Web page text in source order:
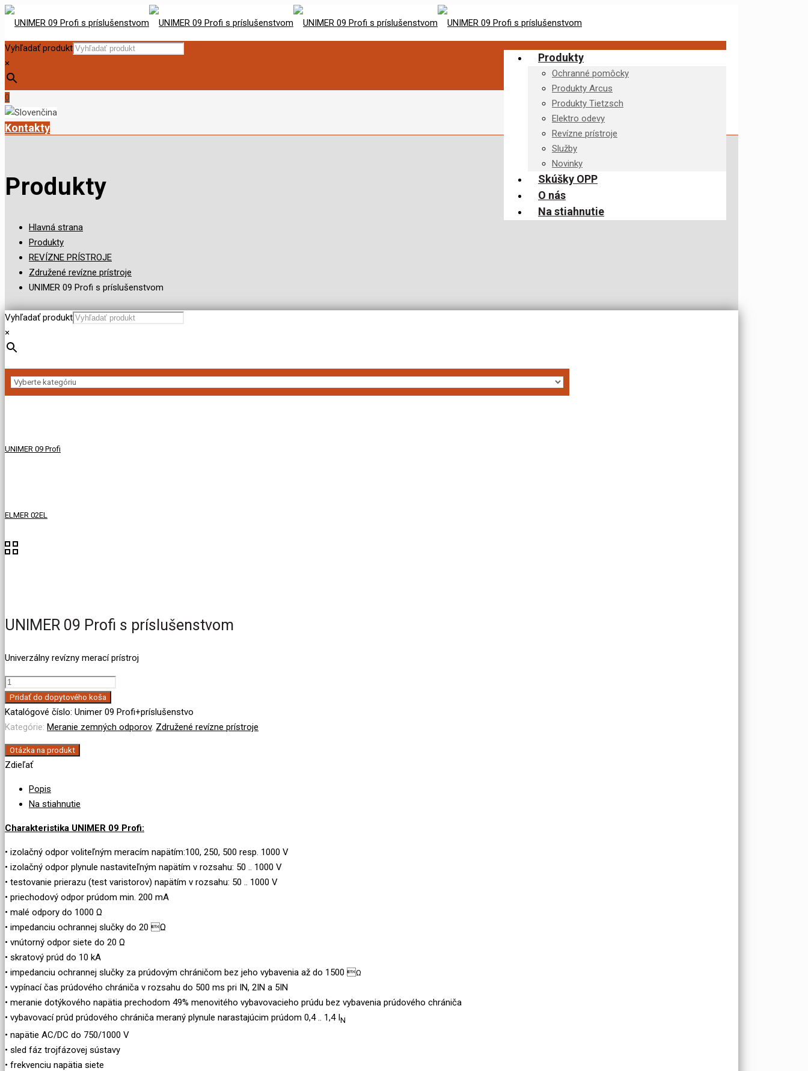
Produkty
Ochranné pomôcky
Produkty Arcus
Produkty Tietzsch
Elektro odevy
Revízne prístroje
Služby
Novinky
Skúšky OPP
O nás
Na stiahnutie
Vyhľadať produkt
×
0
Kontakty
Produkty
Hlavná strana
Produkty
REVÍZNE PRÍSTROJE
Združené revízne prístroje
UNIMER 09 Profi s príslušenstvom
Vyhľadať produkt
×
UNIMER 09 Profi
ELMER 02EL
UNIMER 09 Profi s príslušenstvom
Univerzálny revízny merací prístroj
množstvo
UNIMER
09
Profi
s
príslušenstvom
Pridať do dopytového koša
Katalógové číslo: Unimer 09 Profi+príslušenstvo
Kategórie: Meranie zemných odporov, Združené revízne prístroje
Otázka na produkt
Zdieľať
Popis
Na stiahnutie
Charakteristika UNIMER 09 Profi:
• izolačný odpor voliteľným meracím napätím:100, 250, 500 resp. 1000 V
• izolačný odpor plynule nastaviteľným napätím v rozsahu: 50 .. 1000 V
• testovanie prierazu (test varistorov) napätím v rozsahu: 50 .. 1000 V
• priechodový odpor prúdom min. 200 mA
• malé odpory do 1000 Ω
• impedanciu ochrannej slučky do 20 Ω
• vnútorný odpor siete do 20 Ω
• skratový prúd do 10 kA
• impedanciu ochrannej slučky za prúdovým chráničom bez jeho vybavenia až do 1500 Ω
• vypínací čas prúdového chrániča v rozsahu do 500 ms pri IN, 2IN a 5IN
• meranie dotýkového napätia prechodom 49% menovitého vybavovacieho prúdu bez vybavenia prúdového chrániča
• vybavovací prúd prúdového chrániča meraný plynule narastajúcim prúdom 0,4 .. 1,4 IN
• napätie AC/DC do 750/1000 V
• sled fáz trojfázovej sústavy
• frekvenciu napätia siete